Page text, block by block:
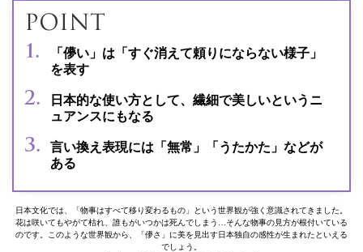
「儚い」は「すぐ消えて頼りにならない様子」
を表す
日本的な使い方として、繊細で美しいというニ
ュアンスにもなる
言い換え表現には「無常」「うたかた」などが
ある
日本文化では、「物事はすべて移り変わるもの」という世界観が強く意識されてきました。
花は咲いてもやがて枯れ、誰もがいつかは死んでしまう…そんな物事の見方が根付いている
のです。このような世界観から、「儚さ」に美を見出す日本独自の感性が生まれたといえる
でしょう。